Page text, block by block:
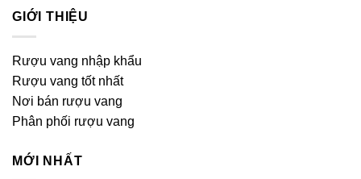
GIỚI THIỆU
Rượu vang nhập khẩu
Rượu vang tốt nhất
Nơi bán rượu vang
Phân phối rượu vang
MỚI NHẤT